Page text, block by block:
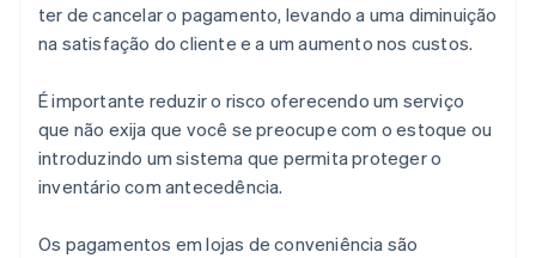
ter de cancelar o pagamento, levando a uma diminuição
na satisfação do cliente e a um aumento nos custos.
É importante reduzir o risco oferecendo um serviço
que não exija que você se preocupe com o estoque ou
introduzindo um sistema que permita proteger o
inventário com antecedência.
Os pagamentos em lojas de conveniência são